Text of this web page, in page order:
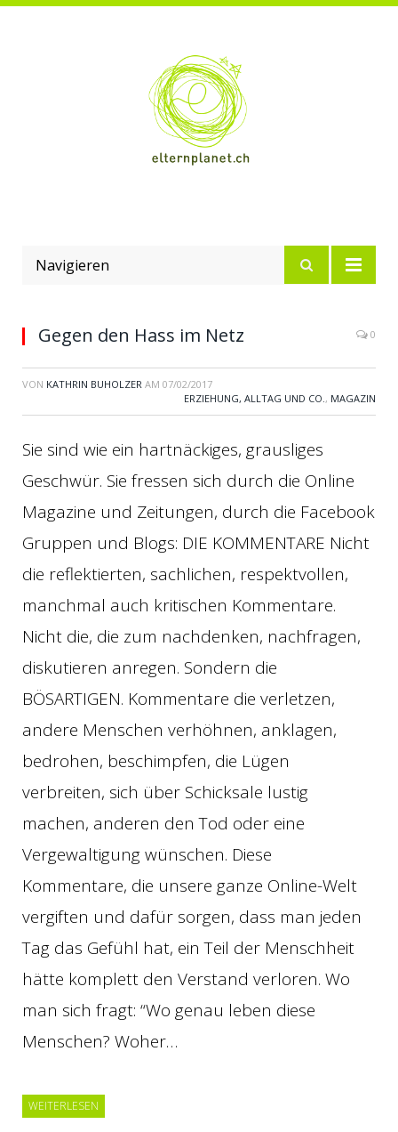
Navigieren
Gegen den Hass im Netz 0
VON KATHRIN BUHOLZER AM 07/02/2017
ERZIEHUNG, ALLTAG UND CO., MAGAZIN
Sie sind wie ein hartnäckiges, grausliges
Geschwür. Sie fressen sich durch die Online
Magazine und Zeitungen, durch die Facebook
Gruppen und Blogs: DIE KOMMENTARE Nicht
die reflektierten, sachlichen, respektvollen,
manchmal auch kritischen Kommentare.
Nicht die, die zum nachdenken, nachfragen,
diskutieren anregen. Sondern die
BÖSARTIGEN. Kommentare die verletzen,
andere Menschen verhöhnen, anklagen,
bedrohen, beschimpfen, die Lügen
verbreiten, sich über Schicksale lustig
machen, anderen den Tod oder eine
Vergewaltigung wünschen. Diese
Kommentare, die unsere ganze Online-Welt
vergiften und dafür sorgen, dass man jeden
Tag das Gefühl hat, ein Teil der Menschheit
hätte komplett den Verstand verloren. Wo
man sich fragt: “Wo genau leben diese
Menschen? Woher…
WEITERLESEN